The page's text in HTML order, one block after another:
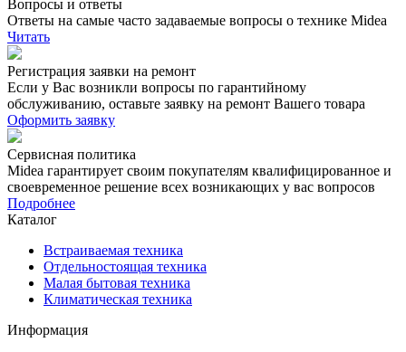
Вопросы и ответы
Ответы на самые часто задаваемые вопросы о технике Midea
Читать
Регистрация заявки на ремонт
Если у Вас возникли вопросы по гарантийному
обслуживанию, оставьте заявку на ремонт Вашего товара
Оформить заявку
Сервисная политика
Midea гарантирует своим покупателям квалифицированное и
своевременное решение всех возникающих у вас вопросов
Подробнее
Каталог
Встраиваемая техника
Отдельностоящая техника
Малая бытовая техника
Климатическая техника
Информация